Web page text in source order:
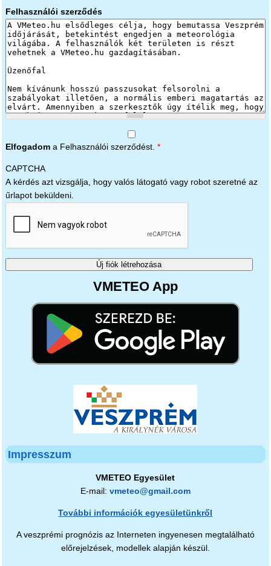
Felhasználói szerződés
Elfogadoma Felhasználói szerződést. *
CAPTCHA
A kérdés azt vizsgálja, hogy valós látogató vagy robot szeretné az
űrlapot beküldeni.
VMETEO App
Impresszum
VMETEO Egyesület
E-mail: vmeteo@gmail.com
További információk egyesületünkről
A veszprémi prognózis az Interneten ingyenesen megtalálható
előrejelzések, modellek alapján készül.